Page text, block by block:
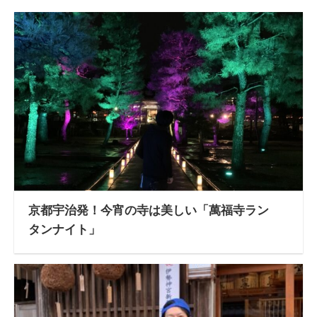
京都宇治発！今宵の寺は美しい「萬福寺ラン
タンナイト」